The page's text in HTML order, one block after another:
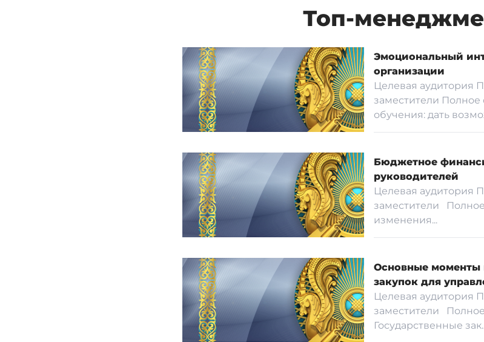
Топ-
Эмоциональный
организации
Целевая аудитория
заместители
обучения: дать
Бюджетное
руководителей
Целевая аудитория
заместители
изменения...
Основные моменты
закупок для
Целевая аудитория
заместители
Государственные